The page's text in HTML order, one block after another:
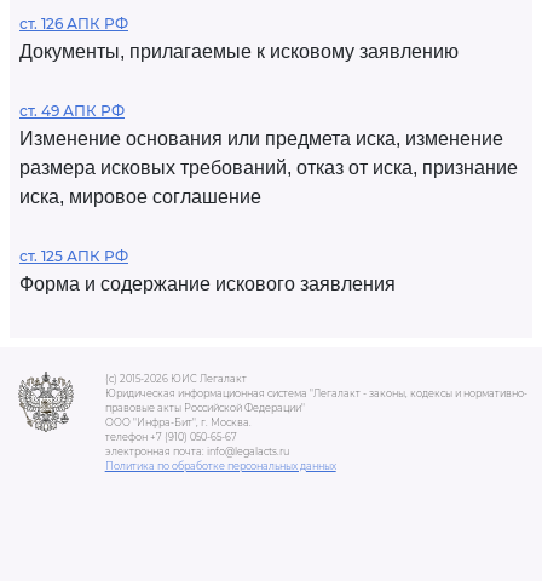
ст. 126 АПК РФ
Документы, прилагаемые к исковому заявлению
ст. 49 АПК РФ
Изменение основания или предмета иска, изменение
размера исковых требований, отказ от иска, признание
иска, мировое соглашение
ст. 125 АПК РФ
Форма и содержание искового заявления
(c) 2015-2026 ЮИС Легалакт
Юридическая информационная система "Легалакт - законы, кодексы и нормативно-
правовые акты Российской Федерации"
ООО "Инфра-Бит", г. Москва.
телефон +7 (910) 050-65-67
электронная почта: info@legalacts.ru
Политика по обработке персональных данных